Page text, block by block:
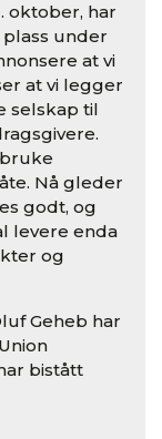
oktober, har
under
at vi
at vi legger
selskap til
Nå gleder
godt, og
levere enda
og
Geheb har
bistått